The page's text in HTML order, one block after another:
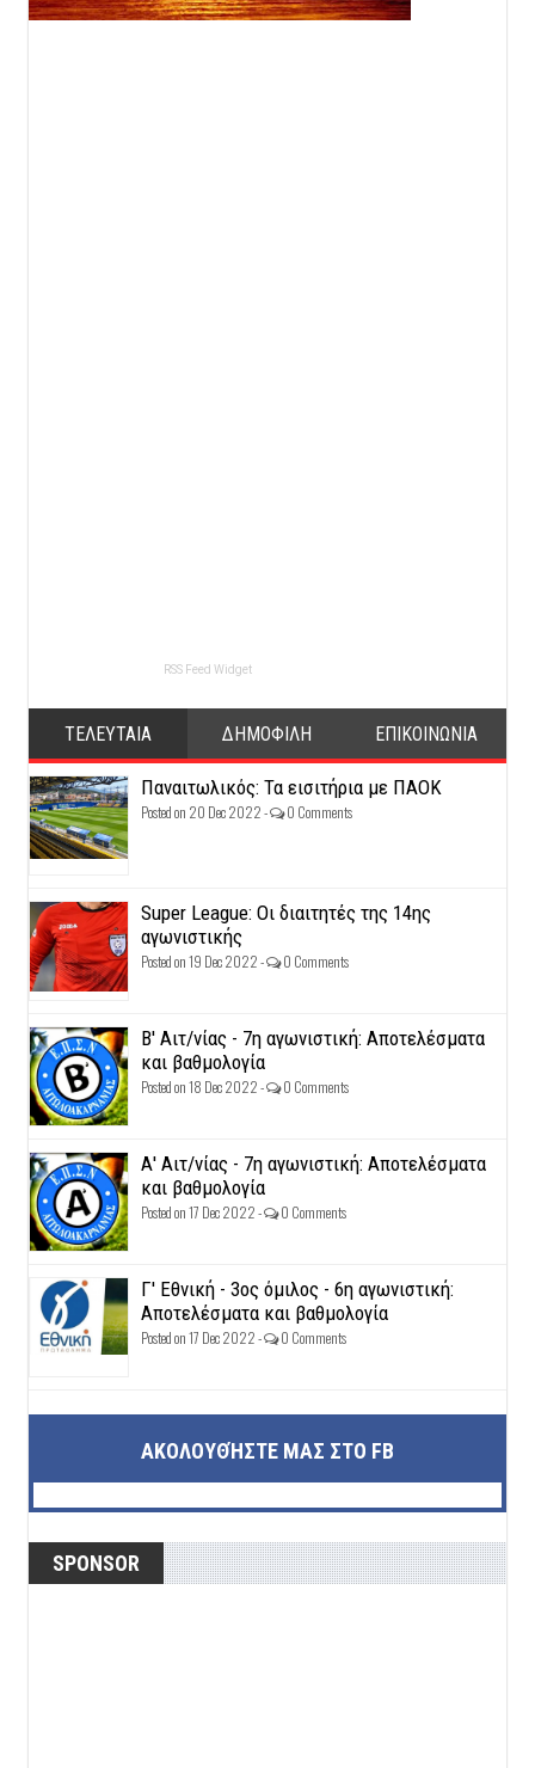
RSS Feed Widget
ΤΕΛΕΥΤΑΙΑ ΔΗΜΟΦΙΛΗ ΕΠΙΚΟΙΝΩΝΙΑ
Παναιτωλικός: Τα εισιτήρια με ΠΑΟΚ
Posted on 20 Dec 2022 - 0 Comments
Super League: Οι διαιτητές της 14ης
αγωνιστικής
Posted on 19 Dec 2022 - 0 Comments
Β' Αιτ/νίας - 7η αγωνιστική: Αποτελέσματα
και βαθμολογία
Posted on 18 Dec 2022 - 0 Comments
Α' Αιτ/νίας - 7η αγωνιστική: Αποτελέσματα
και βαθμολογία
Posted on 17 Dec 2022 - 0 Comments
Γ' Εθνική - 3ος όμιλος - 6η αγωνιστική:
Αποτελέσματα και βαθμολογία
Posted on 17 Dec 2022 - 0 Comments
ΑΚΟΛΟΥΘΉΣΤΕ ΜΑΣ ΣΤΟ FB
SPONSOR